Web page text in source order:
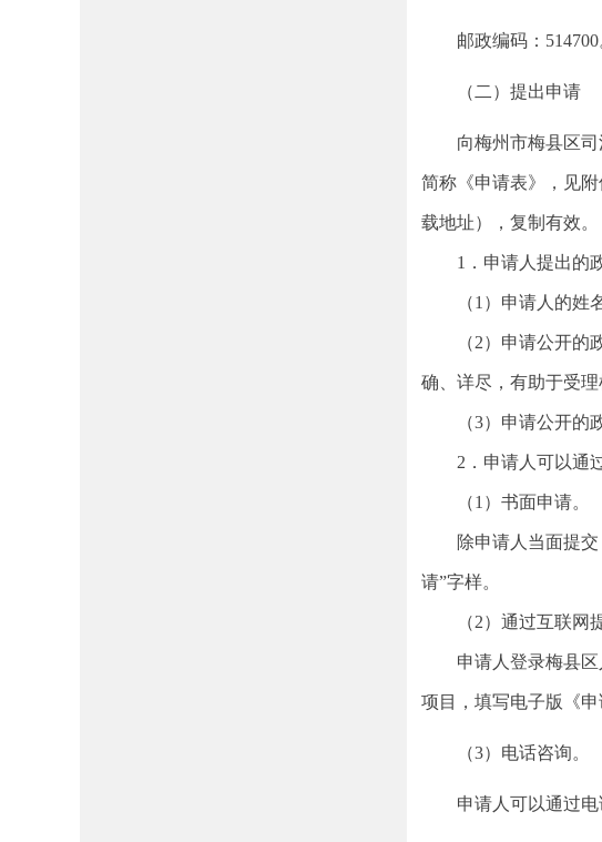
邮政编码：514700
（二）提出申请
向梅州市梅县区司法
简称《申请表》，见
载地址），复制有效。
1．申请人提出的
（1）申请人的姓
（2）申请公开的政
确、详尽，有助于受
（3）申请公开的
2．申请人可以通过
（1）书面申请
除申请人当面提交《
请”字样。
（2）通过互联网
申请人登录梅县区
项目，填写电子版《申
（3）电话咨询。
申请人可以通过电